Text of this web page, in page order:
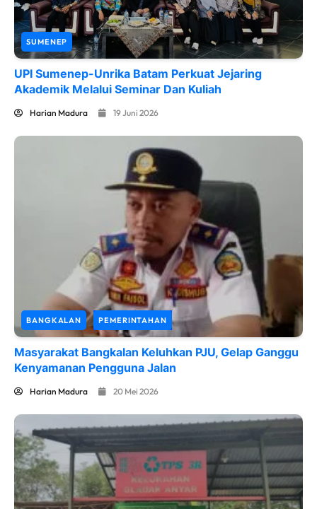
SUMENEP
UPI Sumenep-Unrika Batam Perkuat Jejaring
Akademik Melalui Seminar Dan Kuliah
Harian Madura 19 Juni 2026
BANGKALAN PEMERINTAHAN
Masyarakat Bangkalan Keluhkan PJU, Gelap Ganggu
Kenyamanan Pengguna Jalan
Harian Madura 20 Mei 2026